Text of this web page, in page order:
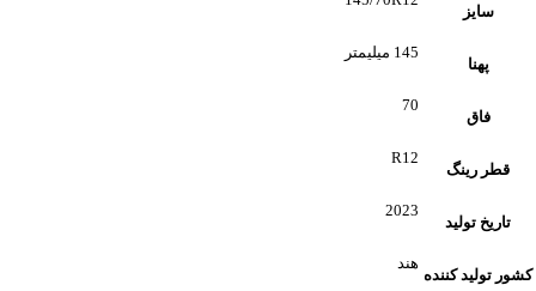
سایز
پهنا
145 میلیمتر
فاق
70
قطر رینگ
R12
تاریخ تولید
2023
کشور تولید کننده
هند